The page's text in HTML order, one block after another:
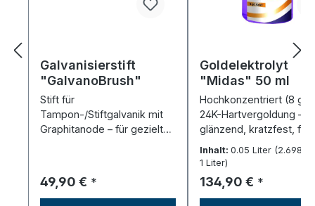
Galvanisierstift
"GalvanoBrush"
Stift für
Tampon-/Stiftgalvanik mit
Graphitanode – für gezielte
Regulärer Preis:
49,90 € *
Goldelektrolyt
"Midas" 50 ml
Hochkonzentriert (8 g/
24K-Hartvergoldung –
glänzend, kratzfest, für
Inhalt:0.05 Liter
1 Liter)
Regulärer Preis:
134,90 € *